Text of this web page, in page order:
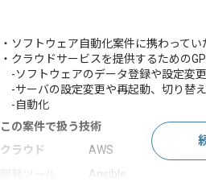
・ソフトウェア自動化案件に携わって
・クラウドサービスを提供するための
-ソフトウェアのデータ登録や設定変更
-サーバの設定変更や再起動、切り替
-自動化
この案件で扱う技術
クラウド
AWS
Ansible